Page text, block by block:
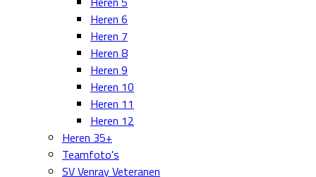
Heren 6
Heren 7
Heren 8
Heren 9
Heren 10
Heren 11
Heren 12
Heren 35+
Teamfoto's
SV Venray Veteranen